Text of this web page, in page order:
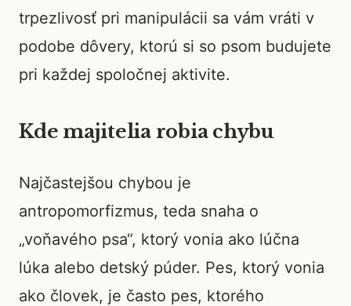
trpezlivosť pri manipulácii sa vám vráti v
podobe dôvery, ktorú si so psom budujete
pri každej spoločnej aktivite.
Kde majitelia robia chybu
Najčastejšou chybou je
antropomorfizmus, teda snaha o
„voňavého psa“, ktorý vonia ako lúčna
lúka alebo detský púder. Pes, ktorý vonia
ako človek, je často pes, ktorého